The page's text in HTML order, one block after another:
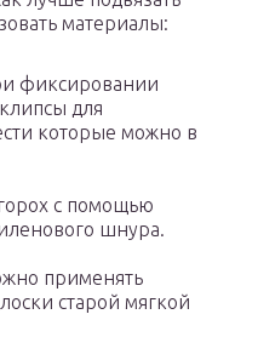
материалы:
фиксировании
для
которые можно в
с помощью
шнура.
применять
старой мягкой